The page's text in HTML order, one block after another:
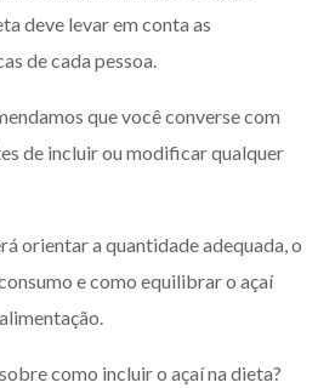
deve levar em conta as
de cada pessoa.
que você converse com
de incluir ou modificar qualquer
orientar a quantidade adequada, o
e como equilibrar o açaí
como incluir o açaí na dieta?